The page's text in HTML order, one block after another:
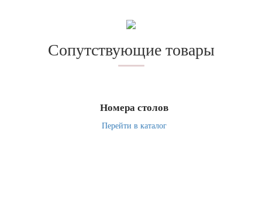
Сопутствующие товары
Номера столов
Перейти в каталог